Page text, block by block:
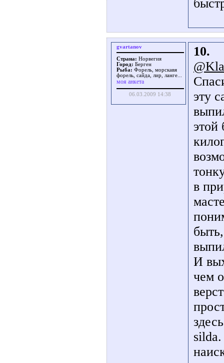
gvartanov
Страна: Норвегия
Город: Берген
Рыба: Форель, морскавя
форель, сайда, лир, ланге...
моя анкета
06.03.2009 14:38
10.
эту
этой
в
И
чем